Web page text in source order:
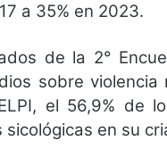
a 35% en 2023.
de la 2°
sobre violencia
el 56,9% de
sicológicas en su